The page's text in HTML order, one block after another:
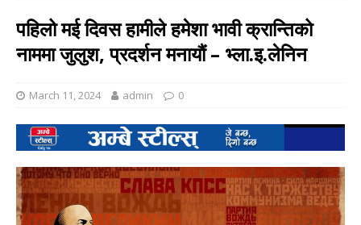
पहिलो मई दिवस हामीले हमेशा भावी क्रान्तिको
नाममा जुलुश, प्रदर्शन मनायौं – भ्ला.इ.लेनिन
March 11, 2024 admin 0